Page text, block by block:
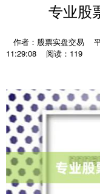
专业股
作者：股票实盘交易
11:29:08
阅读：119